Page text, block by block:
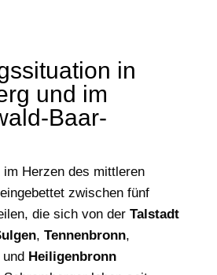
in
und im
Baar-
Herzen des mittleren
zwischen fünf
die sich von der Talstadt
, Tennenbronn,
Heiligenbronn